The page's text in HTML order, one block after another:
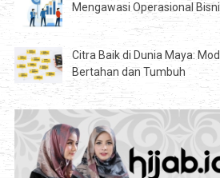
Mengawasi Operasional
Citra Baik di Dunia Maya:
Bertahan dan Tumbuh